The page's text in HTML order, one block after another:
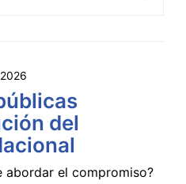
del
abordar el compromiso?